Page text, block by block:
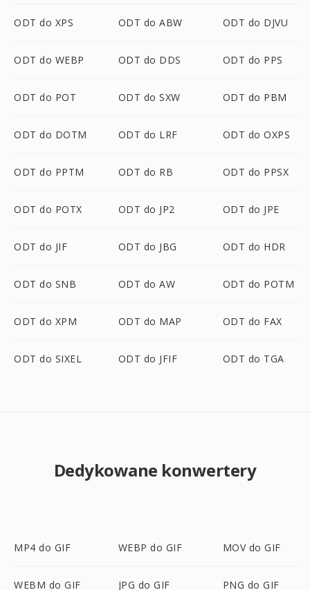
ODT do XPS ODT do ABW ODT do DJVU
ODT do WEBP ODT do DDS ODT do PPS
ODT do POT ODT do SXW ODT do PBM
ODT do DOTM ODT do LRF ODT do OXPS
ODT do PPTM ODT do RB ODT do PPSX
ODT do POTX ODT do JP2 ODT do JPE
ODT do JIF ODT do JBG ODT do HDR
ODT do SNB ODT do AW ODT do POTM
ODT do XPM ODT do MAP ODT do FAX
ODT do SIXEL ODT do JFIF ODT do TGA
Dedykowane konwertery
MP4 do GIF WEBP do GIF MOV do GIF
WEBM do GIF JPG do GIF PNG do GIF